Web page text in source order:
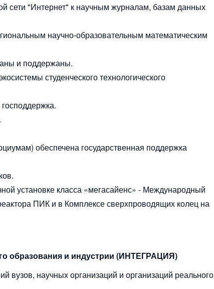
сети "Интернет" к научным журналам, базам данных
научно-образовательным математическим
и поддержаны.
студенческого технологического
обеспечена государственная поддержка
установке класса «мегасайенс» - Международный
ПИК и в Комплексе сверхпроводящих колец на
образования и индустрии (ИНТЕГРАЦИЯ)
вузов, научных организаций и организаций реального